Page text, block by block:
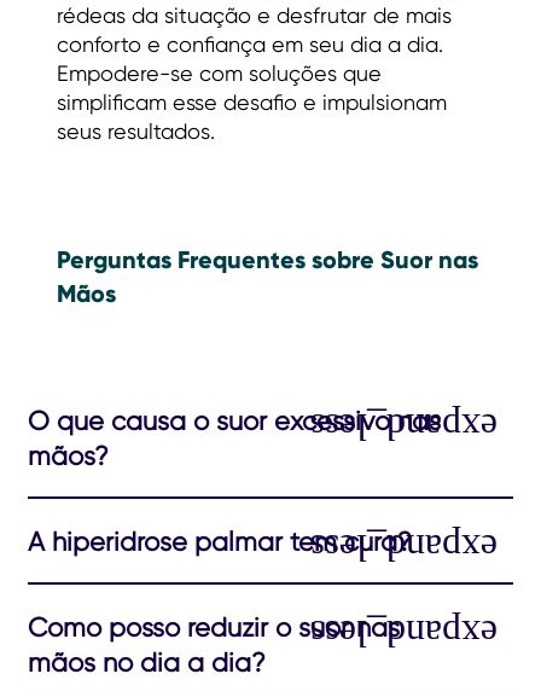
rédeas da situação e desfrutar de mais
conforto e confiança em seu dia a dia.
Empodere-se com soluções que
simplificam esse desafio e impulsionam
seus resultados.
Perguntas Frequentes sobre Suor nas
Mãos
O que causa o suor excessivo nas
mãos?
A hiperidrose palmar tem cura?
Como posso reduzir o suor nas
mãos no dia a dia?